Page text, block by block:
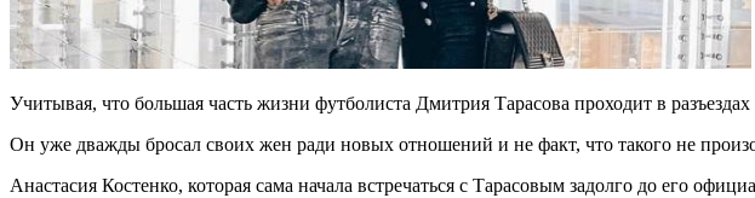
Учитывая, что большая часть жизни футболиста Дмитрия Тарасова проходит в
Он уже дважды бросал своих жен ради новых отношений и не факт, что такого не
Анастасия Костенко, которая сама начала встречаться с Тарасовым задолго до его